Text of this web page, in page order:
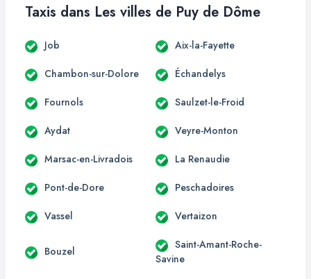
Taxis dans Les villes de Puy de Dôme
Job Aix-la-Fayette
Chambon-sur-Dolore Échandelys
Fournols Saulzet-le-Froid
Aydat Veyre-Monton
Marsac-en-Livradois La Renaudie
Pont-de-Dore Peschadoires
Vassel Vertaizon
Bouzel
Saint-Amant-Roche-
Savine